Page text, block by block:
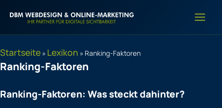
Inhalt
Startseite » Lexikon » Ranking-Faktoren
Ranking-Faktoren
Ranking-Faktoren: Was steckt dahinter?